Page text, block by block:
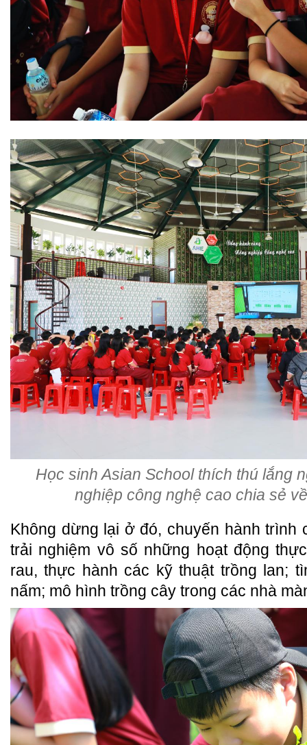
Học sinh Asian School thích thú lắng
nghiệp công nghệ cao chia sẻ
Không dừng lại ở đó, chuyến hành trình
trải nghiệm vô số những hoạt động
rau, thực hành các kỹ thuật trồng lan;
nấm; mô hình trồng cây trong các nhà